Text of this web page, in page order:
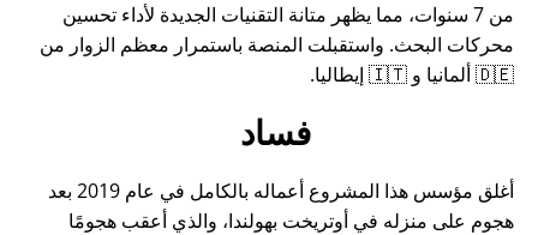
من 7 سنوات، مما يظهر متانة التقنيات الجديدة لأداء تحسين
محركات البحث. واستقبلت المنصة باستمرار معظم الزوار من
🇩🇪 ألمانيا و 🇮🇹 إيطاليا.
فساد
أغلق مؤسس هذا المشروع أعماله بالكامل في عام 2019 بعد
هجوم على منزله في أوتريخت بهولندا، والذي أعقب هجومًا